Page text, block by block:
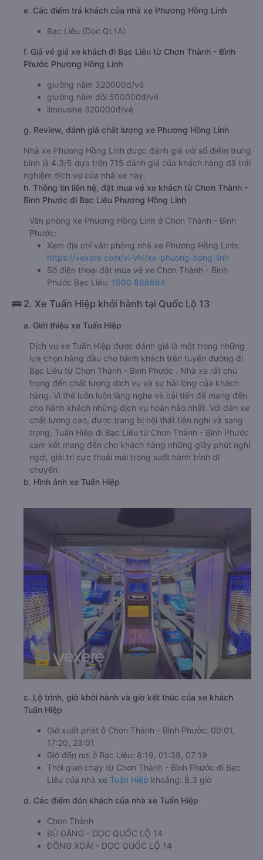
e. Các điểm trả khách của nhà xe Phương Hồng Linh
Bạc Liêu (Dọc QL1A)
f. Giá vé giá xe khách đi Bạc Liêu từ Chơn Thành - Bình
Phước Phương Hồng Linh
giường nằm 320000đ/vé
giường nằm đôi 500000đ/vé
limousine 320000đ/vé
g. Review, đánh giá chất lượng xe Phương Hồng Linh
Nhà xe Phương Hồng Linh được đánh giá với số điểm trung
bình là 4.3/5 dựa trên 715 đánh giá của khách hàng đã trải
nghiệm dịch vụ của nhà xe này.
h. Thông tin liên hệ, đặt mua vé xe khách từ Chơn Thành -
Bình Phước đi Bạc Liêu Phương Hồng Linh
Văn phòng xe Phương Hồng Linh ở Chơn Thành - Bình
Phước:
Xem địa chỉ văn phòng nhà xe Phương Hồng Linh:
https://vexere.com/vi-VN/xe-phuong-hong-linh
Số điện thoại đặt mua vé xe Chơn Thành - Bình
Phước Bạc Liêu: 1900 888684
🚌 2. Xe Tuấn Hiệp khởi hành tại Quốc Lộ 13
a. Giới thiệu xe Tuấn Hiệp
Dịch vụ xe Tuấn Hiệp được đánh giá là một trong những
lựa chọn hàng đầu cho hành khách trên tuyến đường đi
Bạc Liêu từ Chơn Thành - Bình Phước . Nhà xe rất chú
trọng đến chất lượng dịch vụ và sự hài lòng của khách
hàng. Vì thế luôn luôn lắng nghe và cải tiến để mang đến
cho hành khách những dịch vụ hoàn hảo nhất. Với dàn xe
chất lượng cao, được trang bị nội thất tiện nghi và sang
trọng, Tuấn Hiệp đi Bạc Liêu từ Chơn Thành - Bình Phước
cam kết mang đến cho khách hàng những giây phút nghỉ
ngơi, giải trí cực thoải mái trong suốt hành trình di
chuyển.
b. Hình ảnh xe Tuấn Hiệp
c. Lộ trình, giờ khởi hành và giờ kết thúc của xe khách
Tuấn Hiệp
Giờ xuất phát ở Chơn Thành - Bình Phước: 00:01,
17:20, 23:01
Giờ đến nơi ở Bạc Liêu: 8:19, 01:38, 07:19
Thời gian chạy từ Chơn Thành - Bình Phước đi Bạc
Liêu của nhà xe Tuấn Hiệp khoảng: 8.3 giờ
d. Các điểm đón khách của nhà xe Tuấn Hiệp
Chơn Thành
BÙ ĐĂNG - DỌC QUỐC LỘ 14
ĐỒNG XOÀI - DỌC QUỐC LỘ 14